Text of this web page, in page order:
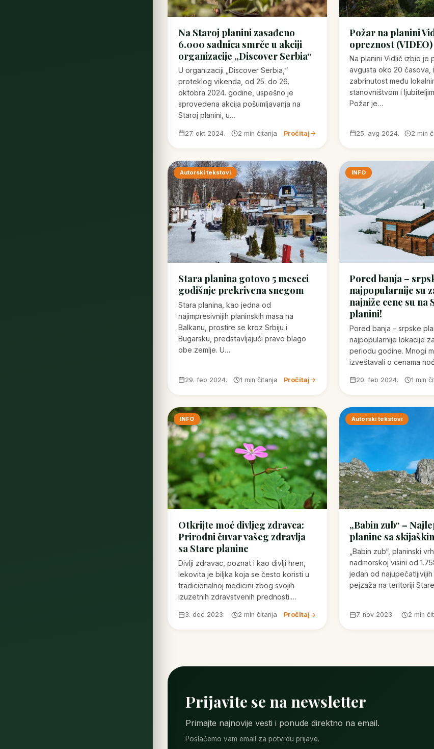
Na Staroj planini zasađeno
6.000 sadnica smrče u akciji
organizacije „Discover Serbia“
U organizaciji „Discover Serbia,“
proteklog vikenda, od 25. do 26.
oktobra 2024. godine, uspešno je
sprovedena akcija pošumljavanja na
Staroj planini, u…
27. okt 2024. 2 min čitanja Pročitaj
Požar na planini
opreznost (VIDEO)
Na planini Vidlič izbio je
avgusta oko 20 časova,
zabrinutost među
stanovništvom i
Požar je…
25. avg 2024. 2 min
Autorski tekstovi
Stara planina gotovo 5 meseci
godišnje prekrivena snegom
Stara planina, kao jedna od
najimpresivnijih planinskih masa na
Balkanu, prostire se kroz Srbiju i
Bugarsku, predstavljajući pravo blago
obe zemlje. U…
29. feb 2024. 1 min čitanja Pročitaj
INFO
Pored banja –
najpopularnije su
najniže cene su na
planini!
Pored banja – srpske
najpopularnije lokacije
periodu godine. Mnogi
izveštavali o cenama
20. feb 2024. 1 min
INFO
Otkrijte moć divljeg zdravca:
Prirodni čuvar vašeg zdravlja
sa Stare planine
Divlji zdravac, poznat i kao divlji hren,
lekovita je biljka koja se često koristi u
tradicionalnoj medicini zbog svojih
izuzetnih zdravstvenih prednosti.…
3. dec 2023. 2 min čitanja Pročitaj
Autorski tekstovi
„Babin zub“ –
planine sa
„Babin zub“, planinski
nadmorskoj visini od
jedan od najupečatljivijih
pejzaža na teritoriji
7. nov 2023. 2 min
Prijavite se na newsletter
Primajte najnovije vesti i ponude direktno na email.
Poslaćemo vam email za potvrdu prijave.